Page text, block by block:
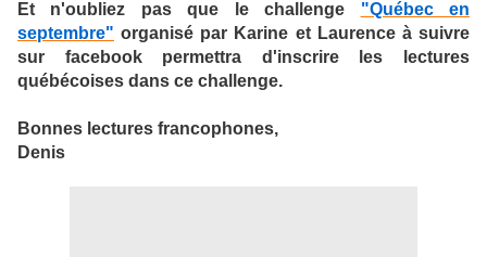
Et n'oubliez pas que le challenge "Québec en
septembre" organisé par Karine et Laurence à suivre
sur facebook permettra d'inscrire les lectures
québécoises dans ce challenge.
Bonnes lectures francophones,
Denis